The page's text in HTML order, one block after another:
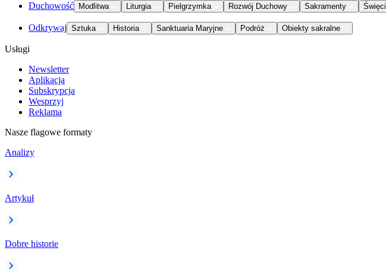
Duchowość Modlitwa Liturgia Pielgrzymka Rozwój Duchowy Sakramenty Święci
Odkrywaj Sztuka Historia Sanktuaria Maryjne Podróż Obiekty sakralne
Usługi
Newsletter
Aplikacja
Subskrypcja
Wesprzyj
Reklama
Nasze flagowe formaty
Analizy
Artykuł
Dobre historie